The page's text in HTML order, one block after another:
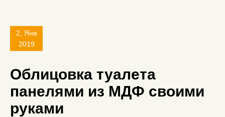
2, Янв
2019
Облицовка туалета
панелями из МДФ своими
руками